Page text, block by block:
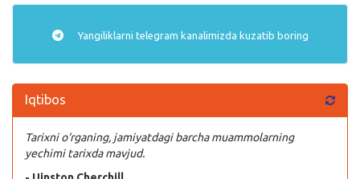
Yangiliklarni telegram kanalimizda kuzatib boring
Iqtibos
Tarixni o‘rganing, jamiyatdagi barcha muammolarning
yechimi tarixda mavjud.